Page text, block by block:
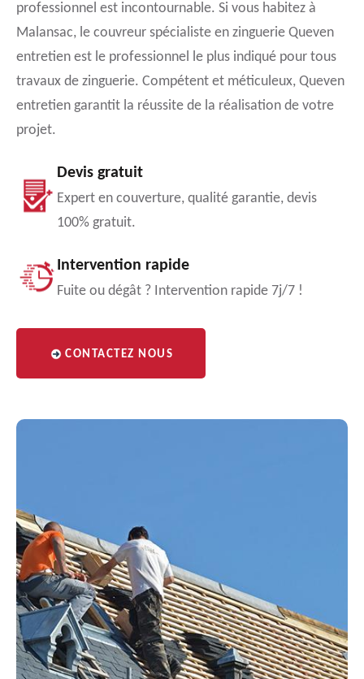
professionnel est incontournable. Si vous habitez à
Malansac, le couvreur spécialiste en zinguerie Queven
entretien est le professionnel le plus indiqué pour tous
travaux de zinguerie. Compétent et méticuleux, Queven
entretien garantit la réussite de la réalisation de votre
projet.
Devis gratuit
Expert en couverture, qualité garantie, devis
100% gratuit.
Intervention rapide
Fuite ou dégât ? Intervention rapide 7j/7 !
CONTACTEZ NOUS